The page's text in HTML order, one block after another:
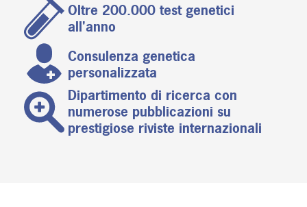
Oltre 200.000 test genetici
all'anno
Consulenza genetica
personalizzata
Dipartimento di ricerca con
numerose pubblicazioni su
prestigiose riviste internazionali